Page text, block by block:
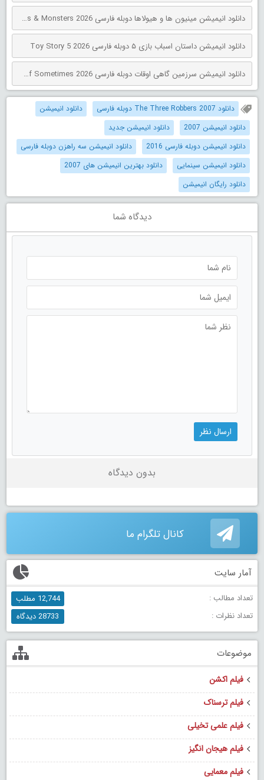
دانلود انیمیشن مینیون‌ ها و هیولاها دوبله فارسی Minions & Monsters 2026
دانلود انیمیشن داستان اسباب بازی ۵ دوبله فارسی Toy Story 5 2026
دانلود انیمیشن سرزمین گاهی اوقات دوبله فارسی The Land of Sometimes 2026
دانلود The Three Robbers 2007 دوبله فارسی
دانلود انیمیشن
دانلود انیمیشن 2007
دانلود انیمیشن جدید
دانلود انیمیشن دوبله فارسی 2016
دانلود انیمیشن سه راهزن دوبله فارسی
دانلود انیمیشن سینمایی
دانلود بهترین انیمیشن های 2007
دانلود رایگان انیمیشن
دیدگاه شما
بدون دیدگاه
کانال تلگرام ما
آمار سایت
تعداد مطالب :
12,744 مطلب
تعداد نظرات :
28733 دیدگاه
موضوعات
فیلم اکشن
فیلم ترسناک
فیلم علمی تخیلی
فیلم هیجان انگیز
فیلم معمایی